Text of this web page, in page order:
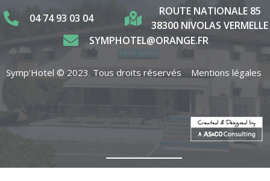
04 74 93 03 04
ROUTE NATIONALE 85
38300 NIVOLAS VERMELLE
SYMPHOTEL@ORANGE.FR
Symp'Hotel © 2023. Tous droits réservés Mentions légales